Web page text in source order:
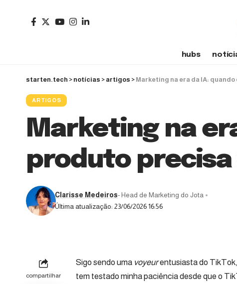
hubs
starten.tech > notícias > artigos > Marketing na era da IA:
ARTIGOS
Marketing na
produto precisa
Última atualização: 23/06/2026 16:56
Clarisse Medeiros- Head de Marketing do Jota
compartilhar
Sigo sendo uma voyeurentusiasta do
tem testado minha paciência desde que o